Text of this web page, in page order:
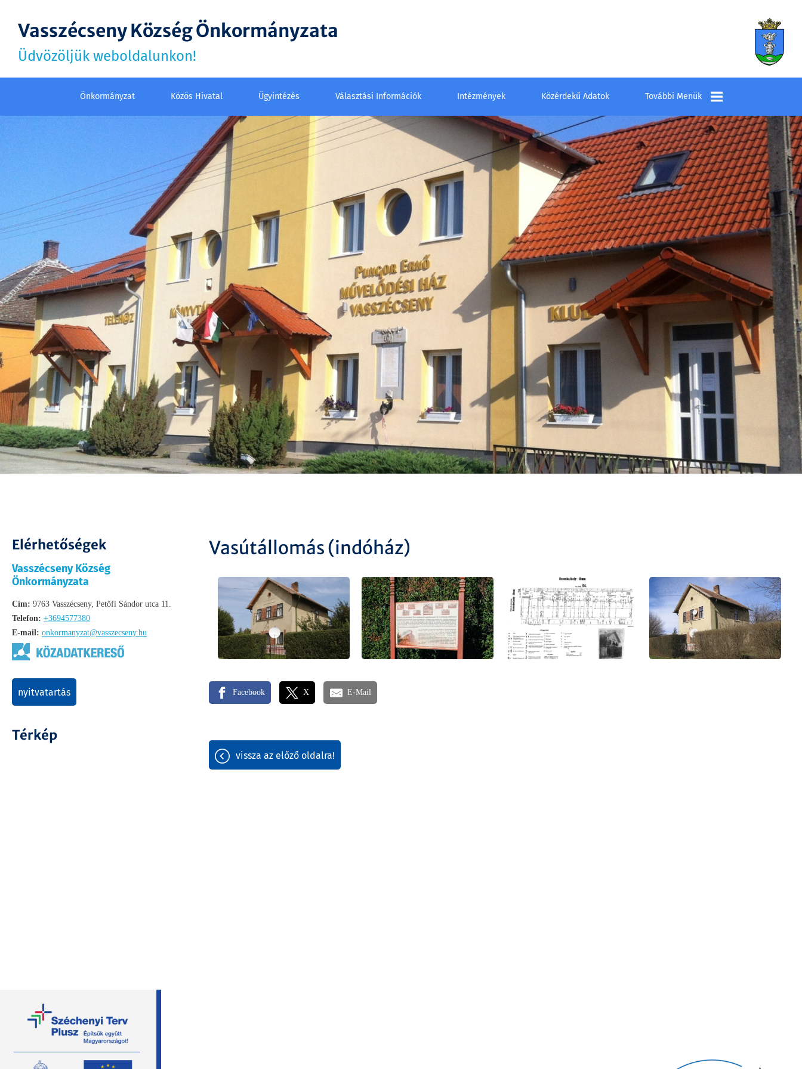
Vasszécseny Község Önkormányzata
Üdvözöljük weboldalunkon!
Önkormányzat Közös Hivatal Ügyintézés Választási Információk Intézmények Közérdekű Adatok További Menük
Település
Elérhetőségek
Látnivalók
Szombathelyi
Kistérség Többcélú
Társulás
Intézményfenntartó
Társulás
Vasszécsenyi
Üzenet
Esküvő
Időpontfoglalás
Letöltések
Elérhetőségek
Vasszécseny Község
Önkormányzata
Cím: 9763 Vasszécseny, Petőfi Sándor utca 11.
Telefon: +3694577380
E-mail: onkormanyzat@vasszecseny.hu
nyitvatartás
Térkép
útvonaltervezés
Vasútállomás (indóház)
Facebook X E-Mail
vissza az előző oldalra!